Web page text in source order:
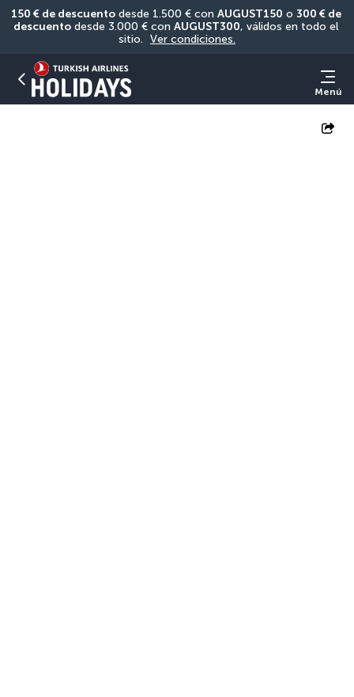
150 € de descuento desde 1.500 € con AUGUST150 o 300 € de
descuento desde 3.000 € con AUGUST300, válidos en todo el
sitio. Ver condiciones.
Menú